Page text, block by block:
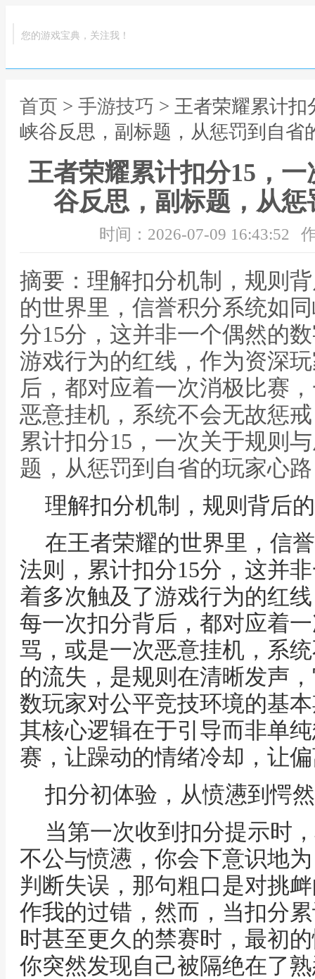
您的游戏宝典，关注我！
首页 > 手游技巧 > 王者荣耀累计扣
峡谷反思，副标题，从惩罚到自省
王者荣耀累计扣分15，
谷反思，副标题，从
时间：2026-07-09 16:43:52
摘要：理解扣分机制，规则
的世界里，信誉积分系统如
分15分，这并非一个偶然的
游戏行为的红线，作为资深
后，都对应着一次消极比赛
恶意挂机，系统不会无故惩
累计扣分15，一次关于规则
题，从惩罚到自省的玩家心路
理解扣分机制，规则背后
在王者荣耀的世界里，信
法则，累计扣分15分，这并
着多次触及了游戏行为的红
每一次扣分背后，都对应着
骂，或是一次恶意挂机，系
的流失，是规则在清晰发声
数玩家对公平竞技环境的基
其核心逻辑在于引导而非单
赛，让躁动的情绪冷却，让
扣分初体验，从愤懑到愕
当第一次收到扣分提示时
不公与愤懑，你会下意识地
判断失误，那句粗口是对挑
作我的过错，然而，当扣分
时甚至更久的禁赛时，最初
你突然发现自己被隔绝在了